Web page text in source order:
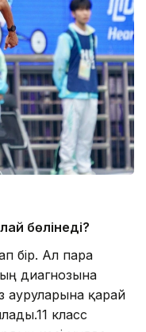
бөлінеді?
бір. Ал пара
диагнозына
ауруларына қарай
класс